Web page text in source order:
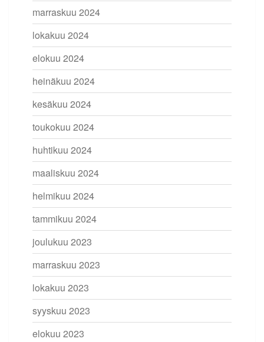
marraskuu 2024
lokakuu 2024
elokuu 2024
heinäkuu 2024
kesäkuu 2024
toukokuu 2024
huhtikuu 2024
maaliskuu 2024
helmikuu 2024
tammikuu 2024
joulukuu 2023
marraskuu 2023
lokakuu 2023
syyskuu 2023
elokuu 2023